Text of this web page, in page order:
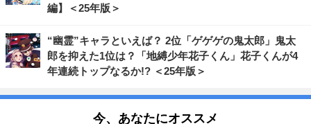
編】＜25年版＞
“幽霊”キャラといえば？ 2位「ゲゲゲの鬼太郎」鬼太
郎を抑えた1位は？「地縛少年花子くん」花子くんが4
年連続トップなるか!? ＜25年版＞
今、あなたにオススメ